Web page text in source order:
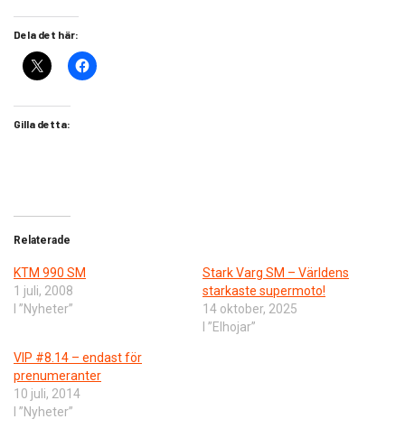
Dela det här:
Gilla detta:
Relaterade
KTM 990 SM
1 juli, 2008
I ”Nyheter”
Stark Varg SM – Världens
starkaste supermoto!
14 oktober, 2025
I ”Elhojar”
VIP #8.14 – endast för
prenumeranter
10 juli, 2014
I ”Nyheter”